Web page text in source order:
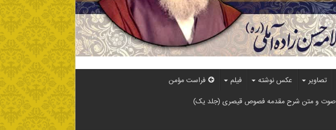
تصاویر عکس نوشته فیلم
فراست مؤمن
صوت و متن شرح مقدمه فصوص قیصری (جلد یک)